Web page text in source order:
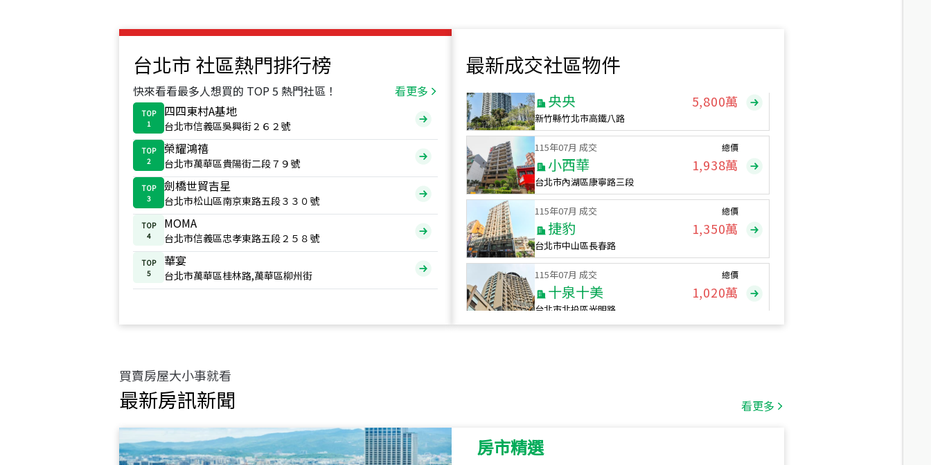
台北市 社區熱門排行榜
快來看看最多人想買的 TOP 5 熱門社區！ 看更多
TOP
1
四四東村A基地
台北市信義區吳興街２６２號
TOP
2
榮耀鴻禧
台北市萬華區貴陽街二段７９號
TOP
3
劍橋世貿吉星
台北市松山區南京東路五段３３０號
TOP
4
MOMA
台北市信義區忠孝東路五段２５８號
TOP
5
華宴
台北市萬華區桂林路,萬華區柳州街
最新成交社區物件
115年07月 成交
新竹縣竹北市高鐵八路
115年07月 成交
小西華
台北市內湖區康寧路三段
總價
1,938萬
115年07月 成交
捷豹
台北市中山區長春路
總價
1,350萬
115年07月 成交
十泉十美
台北市北投區光明路
總價
1,020萬
115年07月 成交 總價
115
買賣房屋大小事就看
最新房訊新聞 看更多
房市精選